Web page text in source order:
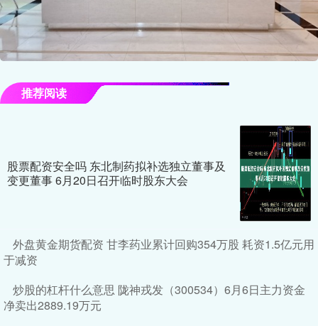
推荐阅读
股票配资安全吗 东北制药拟补选独立董事及
变更董事 6月20日召开临时股东大会
外盘黄金期货配资 甘李药业累计回购354万股 耗资1.5亿元用
于减资
炒股的杠杆什么意思 陇神戎发（300534）6月6日主力资金
净卖出2889.19万元